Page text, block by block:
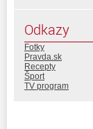
Odkazy
Fotky
Pravda.sk
Recepty
Šport
TV program